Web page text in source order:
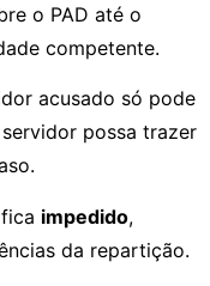
o PAD até o
competente.
acusado só pode
possa trazer
impedido,
da repartição.